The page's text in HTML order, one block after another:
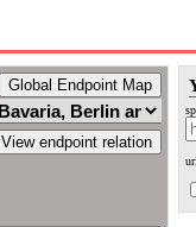
Global Endpoint Map
View endpoint relation